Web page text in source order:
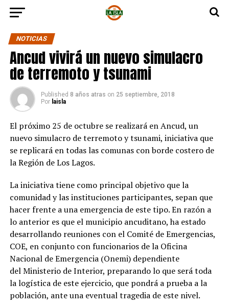
NOTICIAS
Ancud vivirá un nuevo simulacro
de terremoto y tsunami
Published 8 años atras on 25 septiembre, 2018
Por laisla
El próximo 25 de octubre se realizará en Ancud, un
nuevo simulacro de terremoto y tsunami, iniciativa que
se replicará en todas las comunas con borde costero de
la Región de Los Lagos.
La iniciativa tiene como principal objetivo que la
comunidad y las instituciones participantes, sepan que
hacer frente a una emergencia de este tipo. En razón a
lo anterior es que el municipio ancuditano, ha estado
desarrollando reuniones con el Comité de Emergencias,
COE, en conjunto con funcionarios de la Oficina
Nacional de Emergencia (Onemi) dependiente
del Ministerio de Interior, preparando lo que será toda
la logística de este ejercicio, que pondrá a prueba a la
población, ante una eventual tragedia de este nivel.